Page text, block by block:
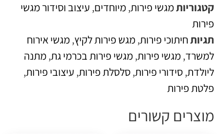
מגשי פירות,מיוחדים,עיצוב וסידור מגשי
חיתוכי פירות,מגש פירות לקיץ,מגשי אירוח
,מגשי פירות,מגשי פירות בכרמי גת,מתנה
,סידורי פירות,סלסלת פירות,עיצובי פירות,
פירות
קשורים